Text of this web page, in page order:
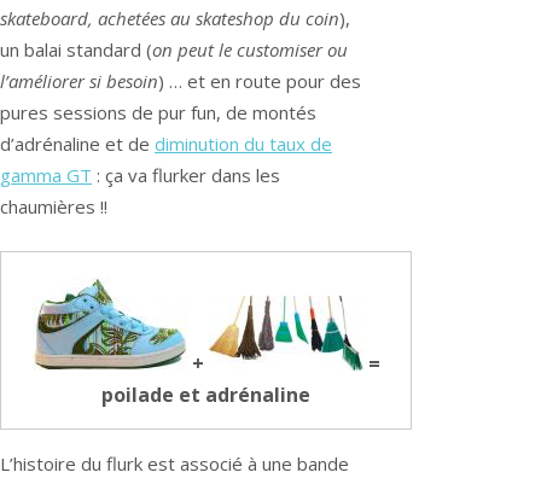
skateboard, achetées au skateshop du coin),
un balai standard (on peut le customiser ou
l’améliorer si besoin) … et en route pour des
pures sessions de pur fun, de montés
d’adrénaline et de diminution du taux de
gamma GT : ça va flurker dans les
chaumières !!
+
=
poilade et adrénaline
L’histoire du flurk est associé à une bande